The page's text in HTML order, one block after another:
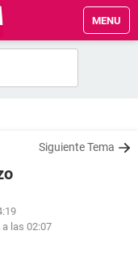
MENU
Siguiente Tema
a las 02:07